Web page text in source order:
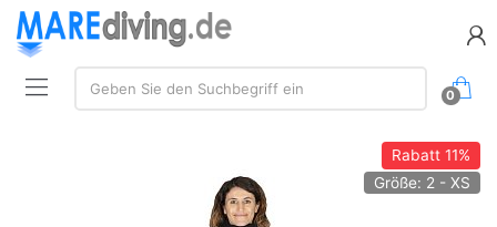
Suche:
Geben Sie den Suchbegriff ein
0
Rabatt11%
Größe: 2 - XS